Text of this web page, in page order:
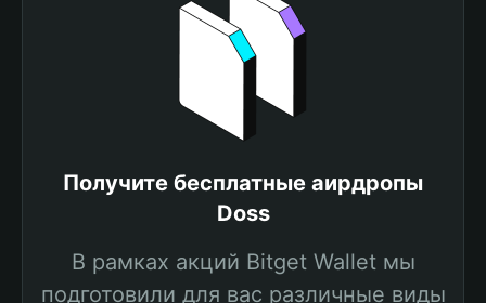
Получите бесплатные аирдропы
Doss
В рамках акций Bitget Wallet мы
подготовили для вас различные виды